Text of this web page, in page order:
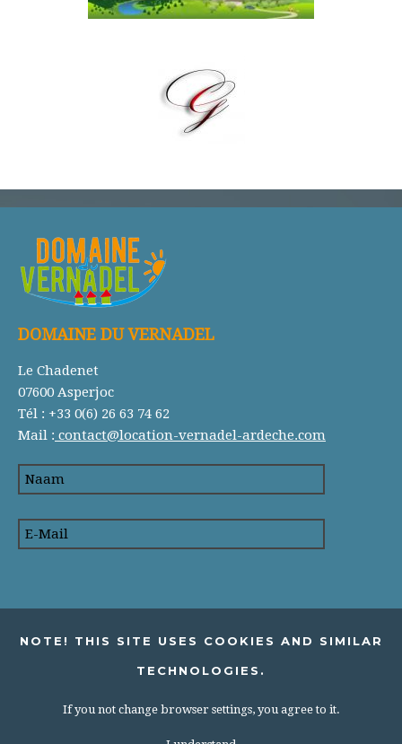
DOMAINE DU VERNADEL
Le Chadenet
07600 Asperjoc
Tél : +33 0(6) 26 63 74 62
Mail : contact@location-vernadel-ardeche.com
NOTE! THIS SITE USES COOKIES AND SIMILAR
TECHNOLOGIES.
If you not change browser settings, you agree to it.